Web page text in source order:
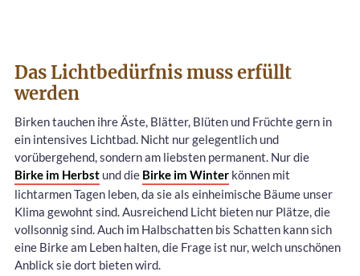
Das Lichtbedürfnis muss erfüllt
werden
Birken tauchen ihre Äste, Blätter, Blüten und Früchte gern in
ein intensives Lichtbad. Nicht nur gelegentlich und
vorübergehend, sondern am liebsten permanent. Nur die
Birke im Herbst und die Birke im Winter können mit
lichtarmen Tagen leben, da sie als einheimische Bäume unser
Klima gewohnt sind. Ausreichend Licht bieten nur Plätze, die
vollsonnig sind. Auch im Halbschatten bis Schatten kann sich
eine Birke am Leben halten, die Frage ist nur, welch unschönen
Anblick sie dort bieten wird.